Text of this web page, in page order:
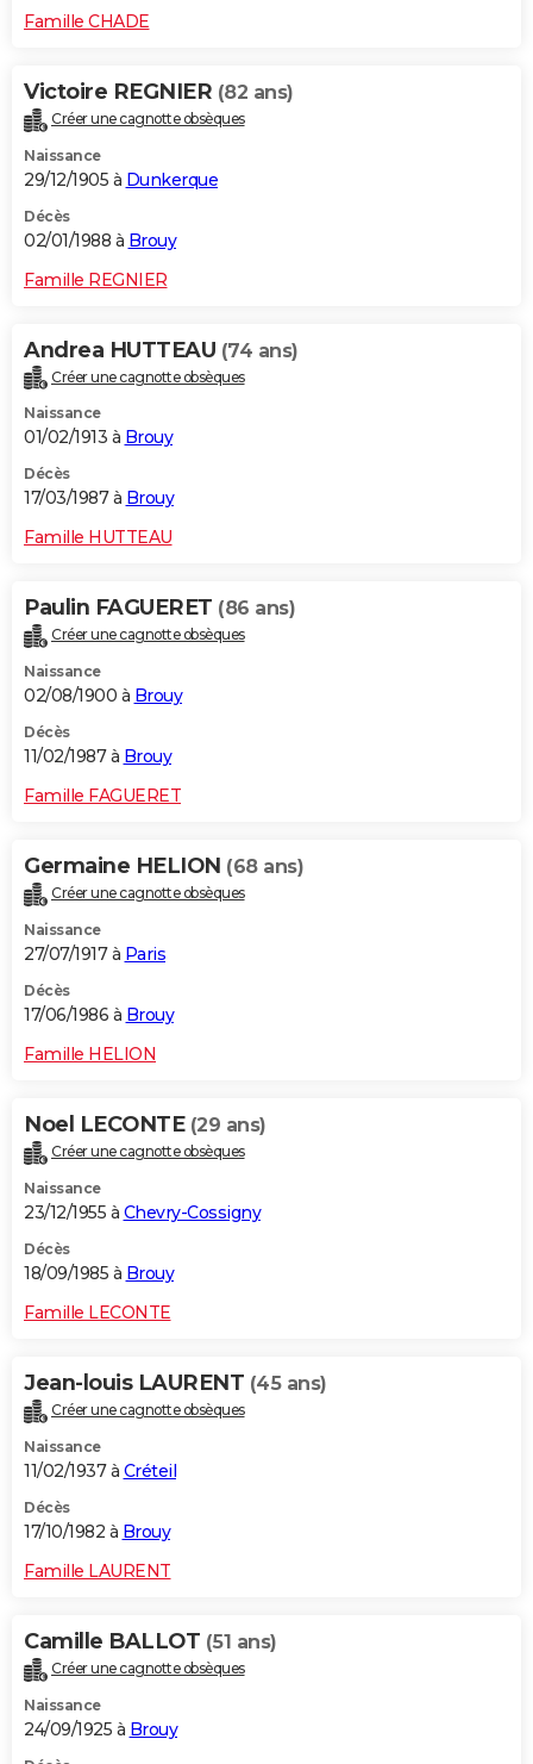
Famille CHADE
Victoire REGNIER (82 ans)
Créer une cagnotte obsèques
Naissance
29/12/1905 à Dunkerque
Décès
02/01/1988 à Brouy
Famille REGNIER
Andrea HUTTEAU (74 ans)
Créer une cagnotte obsèques
Naissance
01/02/1913 à Brouy
Décès
17/03/1987 à Brouy
Famille HUTTEAU
Paulin FAGUERET (86 ans)
Créer une cagnotte obsèques
Naissance
02/08/1900 à Brouy
Décès
11/02/1987 à Brouy
Famille FAGUERET
Germaine HELION (68 ans)
Créer une cagnotte obsèques
Naissance
27/07/1917 à Paris
Décès
17/06/1986 à Brouy
Famille HELION
Noel LECONTE (29 ans)
Créer une cagnotte obsèques
Naissance
23/12/1955 à Chevry-Cossigny
Décès
18/09/1985 à Brouy
Famille LECONTE
Jean-louis LAURENT (45 ans)
Créer une cagnotte obsèques
Naissance
11/02/1937 à Créteil
Décès
17/10/1982 à Brouy
Famille LAURENT
Camille BALLOT (51 ans)
Créer une cagnotte obsèques
Naissance
24/09/1925 à Brouy